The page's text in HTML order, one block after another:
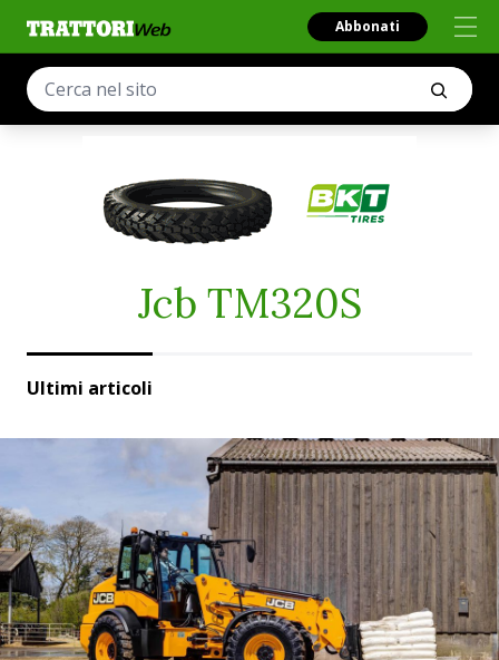
Abbonati
Jcb TM320S
Ultimi articoli